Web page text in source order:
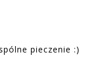
pieczenie :)